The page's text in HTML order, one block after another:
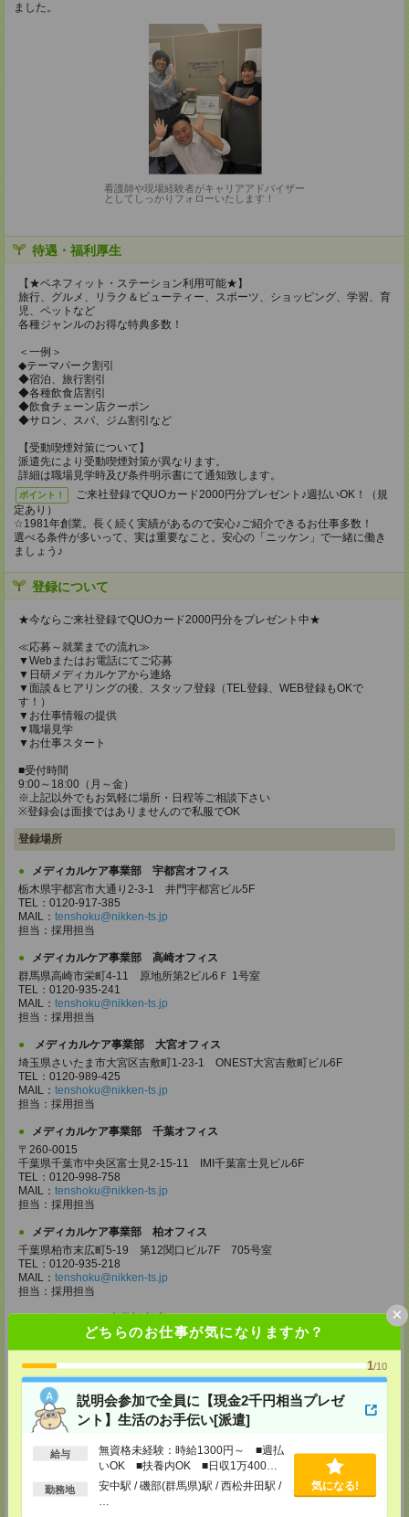
どちらのお仕事が気になりますか？
1/10
説明会参加で全員に【現金2千円相当プレゼ
ント】生活のお手伝い[派遣]
給与
無資格未経験：時給1300円～ ■週払
いOK ■扶養内OK ■日収1万400円
以上
勤務地
安中駅 / 磯部(群馬県)駅 / 西松井田駅 /
気になる!
×
ました。
看護師や現場経験者がキャリアアドバイザー
としてしっかりフォローいたします！
待遇・福利厚生
【★ベネフィット・ステーション利用可能★】
旅行、グルメ、リラク＆ビューティー、スポーツ、ショッピング、学習、育
児、ペットなど
各種ジャンルのお得な特典多数！
＜一例＞
◆テーマパーク割引
◆宿泊、旅行割引
◆各種飲食店割引
◆飲食チェーン店クーポン
◆サロン、スパ、ジム割引など
【受動喫煙対策について】
派遣先により受動喫煙対策が異なります。
詳細は職場見学時及び条件明示書にて通知致します。
ポイント！
ご来社登録でQUOカード2000円分プレゼント♪週払いOK！（規
定あり）
☆1981年創業。長く続く実績があるので安心♪ご紹介できるお仕事多数！
選べる条件が多いって、実は重要なこと。安心の「ニッケン」で一緒に働き
ましょう♪
登録について
★今ならご来社登録でQUOカード2000円分をプレゼント中★
≪応募～就業までの流れ≫
▼Webまたはお電話にてご応募
▼日研メディカルケアから連絡
▼面談＆ヒアリングの後、スタッフ登録（TEL登録、WEB登録もOKで
す！）
▼お仕事情報の提供
▼職場見学
▼お仕事スタート
■受付時間
9:00～18:00（月～金）
※上記以外でもお気軽に場所・日程等ご相談下さい
※登録会は面接ではありませんので私服でOK
登録場所
メディカルケア事業部 宇都宮オフィス
栃木県宇都宮市大通り2-3-1 井門宇都宮ビル5F
TEL：0120-917-385
MAIL： tenshoku@nikken-ts.jp
担当：採用担当
メディカルケア事業部 高崎オフィス
群馬県高崎市栄町4-11 原地所第2ビル6Ｆ 1号室
TEL：0120-935-241
MAIL： tenshoku@nikken-ts.jp
担当：採用担当
メディカルケア事業部 大宮オフィス
埼玉県さいたま市大宮区吉敷町1-23-1 ONEST大宮吉敷町ビル6F
TEL：0120-989-425
MAIL： tenshoku@nikken-ts.jp
担当：採用担当
メディカルケア事業部 千葉オフィス
〒260-0015
千葉県千葉市中央区富士見2-15-11 IMI千葉富士見ビル6F
TEL：0120-998-758
MAIL： tenshoku@nikken-ts.jp
担当：採用担当
メディカルケア事業部 柏オフィス
千葉県柏市末広町5-19 第12関口ビル7F 705号室
TEL：0120-935-218
MAIL： tenshoku@nikken-ts.jp
担当：採用担当
東京都新宿区新宿2-3-10 新宿御苑ビル6階
TEL：0120-457-235
MAIL：tenshoku@nikken-ts.jp
担当：採用担当
メディカルケア事業部 立川事業所
東京都立川市錦町1-12-14
MAIL：tenshoku@nikken-ts.jp
メディカルケア事業部 町田オフィス